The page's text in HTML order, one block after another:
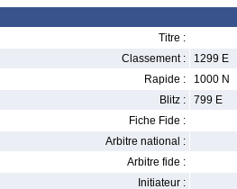
Titre :
Classement :
1299 E
Rapide :
1000 N
Blitz :
799 E
Fiche Fide :
Arbitre national :
Arbitre fide :
Initiateur :